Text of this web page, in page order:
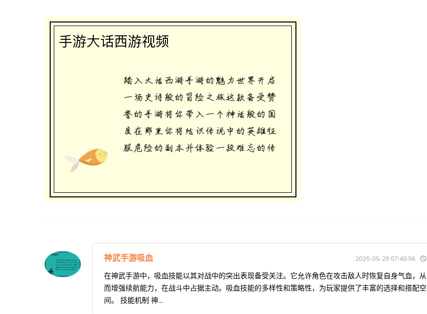
神武手游吸血 2025-05-29 07:40:56
在神武手游中，吸血技能以其对战中的突出表现备受关注。它允许角色在攻击敌人时恢复自身气血，从
而增强续航能力，在战斗中占据主动。吸血技能的多样性和策略性，为玩家提供了丰富的选择和搭配空
间。 技能机制 神...